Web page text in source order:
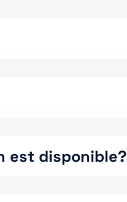
est disponible?